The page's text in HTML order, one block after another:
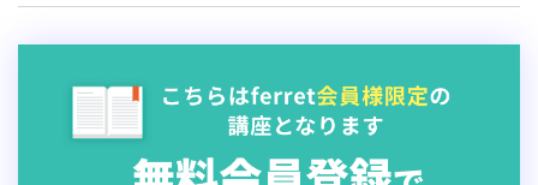
検索エンジンが検索結果を表示するまでには、次の３ス
テップを通っています。
①クローリング